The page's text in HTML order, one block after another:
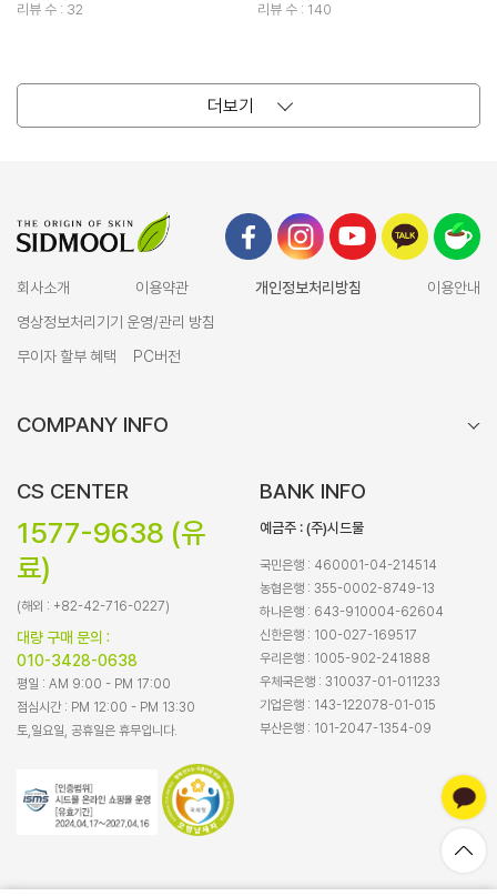
리뷰 수 : 32 리뷰 수 : 140
더보기
회사소개 이용약관 개인정보처리방침
이용안내
영상정보처리기기 운영/관리 방침
무이자 할부 혜택
PC버전
COMPANY INFO
CS CENTER
1577-9638 (유
료)
(해외 : +82-42-716-0227)
대량 구매 문의 :
010-3428-0638
평일 : AM 9:00 - PM 17:00
점심시간 : PM 12:00 - PM 13:30
토,일요일, 공휴일은 휴무입니다.
BANK INFO
예금주 : (주)시드물
국민은행 : 460001-04-214514
농협은행 : 355-0002-8749-13
하나은행 : 643-910004-62604
신한은행 : 100-027-169517
우리은행 : 1005-902-241888
우체국은행 : 310037-01-011233
기업은행 : 143-122078-01-015
부산은행 : 101-2047-1354-09